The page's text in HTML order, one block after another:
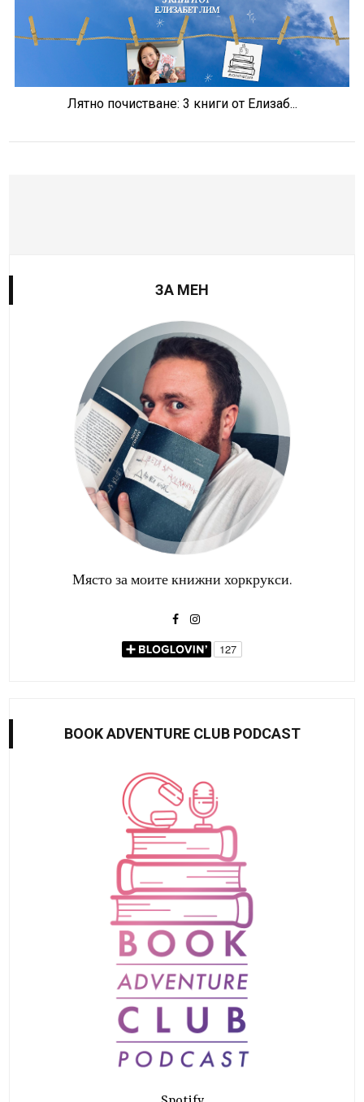
Лятно почистване: 3 книги от Елизаб...
ЗА МЕН
Място за моите книжни хоркрукси.
BOOK ADVENTURE CLUB PODCAST